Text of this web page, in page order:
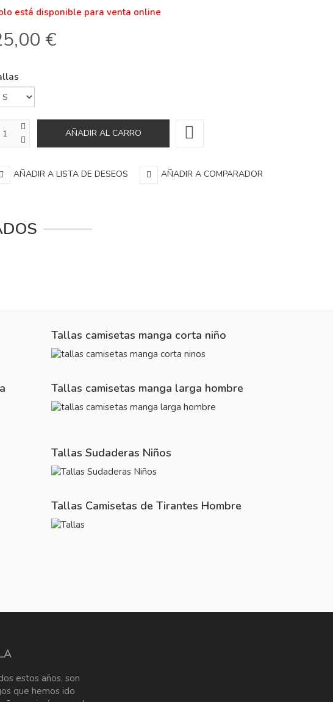
está disponible para venta online
€
AÑADIR A LISTA DE DESEOS AÑADIR A COMPARADOR
Tallas camisetas manga corta niño
Tallas camisetas manga larga hombre
Tallas Sudaderas Niños
Tallas Camisetas de Tirantes Hombre
estos años, son
que hemos ido